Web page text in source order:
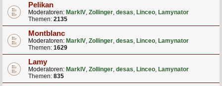
Pelikan
Moderatoren: MarkIV, Zollinger, desas, Linceo, Lamynator
Themen: 2135
Montblanc
Moderatoren: MarkIV, Zollinger, desas, Linceo, Lamynator
Themen: 1629
Lamy
Moderatoren: MarkIV, Zollinger, desas, Linceo, Lamynator
Themen: 835